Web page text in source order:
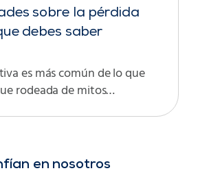
sobre la pérdida
debes saber
es más común de lo que
rodeada de mitos…
en nosotros